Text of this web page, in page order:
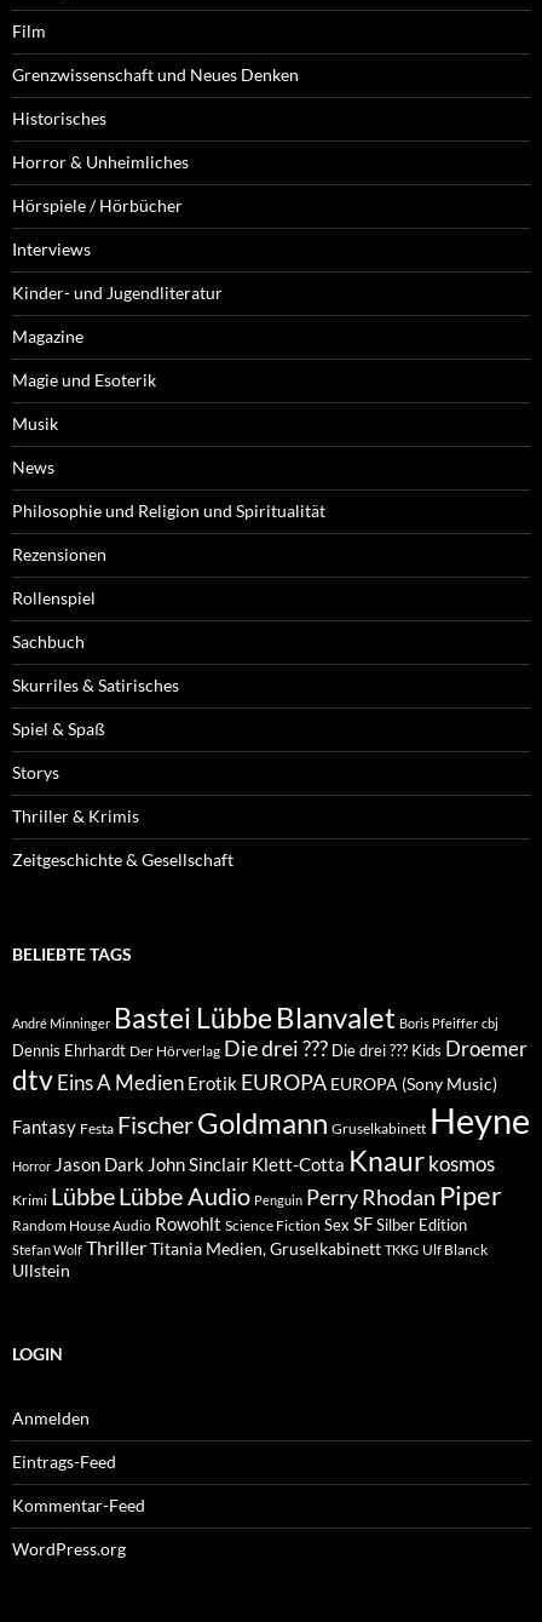
Film
Grenzwissenschaft und Neues Denken
Historisches
Horror & Unheimliches
Hörspiele / Hörbücher
Interviews
Kinder- und Jugendliteratur
Magazine
Magie und Esoterik
Musik
News
Philosophie und Religion und Spiritualität
Rezensionen
Rollenspiel
Sachbuch
Skurriles & Satirisches
Spiel & Spaß
Storys
Thriller & Krimis
Zeitgeschichte & Gesellschaft
BELIEBTE TAGS
André Minninger Bastei Lübbe Blanvalet Boris Pfeiffer cbj
Dennis Ehrhardt Der Hörverlag Die drei ??? Die drei ??? Kids Droemer
dtvEins A Medien Erotik EUROPA EUROPA (Sony Music)
Fantasy Festa FischerGoldmann Gruselkabinett Heyne
Horror Jason Dark John Sinclair Klett-Cotta Knaur kosmos
Krimi LübbeLübbe Audio Penguin Perry Rhodan Piper
Random House Audio Rowohlt Science Fiction Sex SFSilber Edition
Stefan Wolf ThrillerTitania Medien, Gruselkabinett TKKG Ulf Blanck
Ullstein
LOGIN
Anmelden
Eintrags-Feed
Kommentar-Feed
WordPress.org